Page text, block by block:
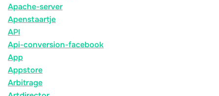
Apache-server
Apenstaartje
API
Api-conversion-facebook
App
Appstore
Arbitrage